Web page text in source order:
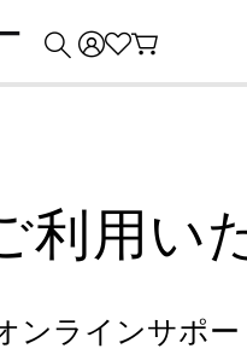
利用い
ラインサポー